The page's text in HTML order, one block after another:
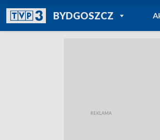
BYDGOSZCZPOWRÓT DO
TVP REGIONY